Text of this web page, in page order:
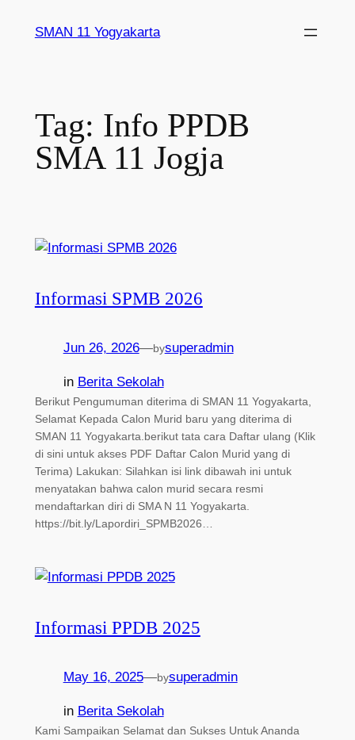
SMAN 11 Yogyakarta
Tag: Info PPDB
SMA 11 Jogja
Informasi SPMB 2026
Jun 26, 2026—bysuperadmin
in Berita Sekolah
Berikut Pengumuman diterima di SMAN 11 Yogyakarta,
Selamat Kepada Calon Murid baru yang diterima di
SMAN 11 Yogyakarta.berikut tata cara Daftar ulang (Klik
di sini untuk akses PDF Daftar Calon Murid yang di
Terima) Lakukan: Silahkan isi link dibawah ini untuk
menyatakan bahwa calon murid secara resmi
mendaftarkan diri di SMA N 11 Yogyakarta.
https://bit.ly/Lapordiri_SPMB2026…
Informasi PPDB 2025
May 16, 2025—bysuperadmin
in Berita Sekolah
Kami Sampaikan Selamat dan Sukses Untuk Ananda